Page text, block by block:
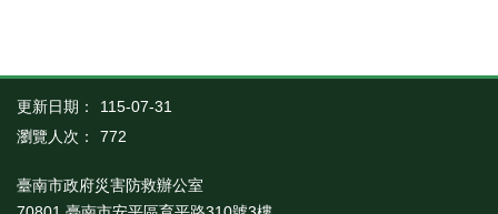
更新日期：
115-07-31
瀏覽人次：
772
臺南市政府災害防救辦公室